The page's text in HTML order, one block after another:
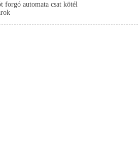
forgó automata csat kötél